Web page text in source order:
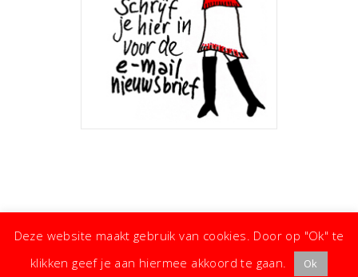
Deze website maakt gebruik van cookies. Door op "Ok" te
klikken geef je aan hiermee akkoord te gaan.
Ok